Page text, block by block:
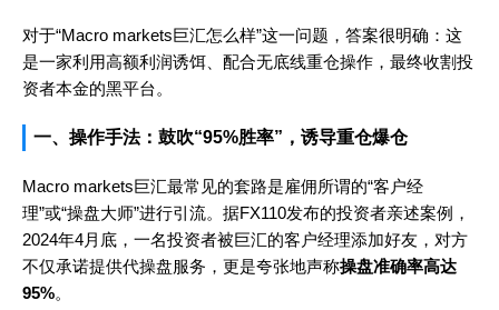
对于“Macro markets巨汇怎么样”这一问题，答案很明确：这
是一家利用高额利润诱饵、配合无底线重仓操作，最终收割投
资者本金的黑平台。
一、操作手法：鼓吹“95%胜率”，诱导重仓爆仓
Macro markets巨汇最常见的套路是雇佣所谓的“客户经
理”或“操盘大师”进行引流。据FX110发布的投资者亲述案例，
2024年4月底，一名投资者被巨汇的客户经理添加好友，对方
不仅承诺提供代操盘服务，更是夸张地声称操盘准确率高达
95%。